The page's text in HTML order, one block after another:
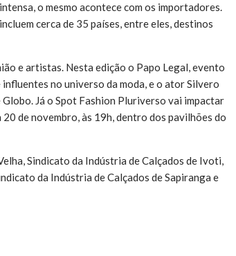
o mesmo acontece com os importadores.
cerca de 35 países, entre eles, destinos
e artistas. Nesta edição o Papo Legal, evento
no universo da moda, e o ator Silvero
Já o Spot Fashion Pluriverso vai impactar
de novembro, às 19h, dentro dos pavilhões do
Sindicato da Indústria de Calçados de Ivoti,
da Indústria de Calçados de Sapiranga e